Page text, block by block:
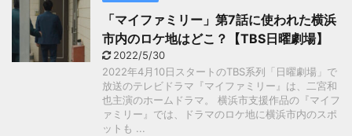
「マイファミリー」第7話に使われた横浜
市内のロケ地はどこ？【TBS日曜劇場】
2022/5/30
2022年4月10日スタートのTBS系列「日曜劇場」で
放送のテレビドラマ『マイファミリー』は、二宮和
也主演のホームドラマ。 横浜市支援作品の『マイフ
ァミリー』では、ドラマのロケ地に横浜市内のスポ
ットも ...